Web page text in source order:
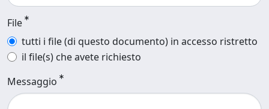
File
tutti i file (di questo documento) in accesso ristretto
il file(s) che avete richiesto
Messaggio